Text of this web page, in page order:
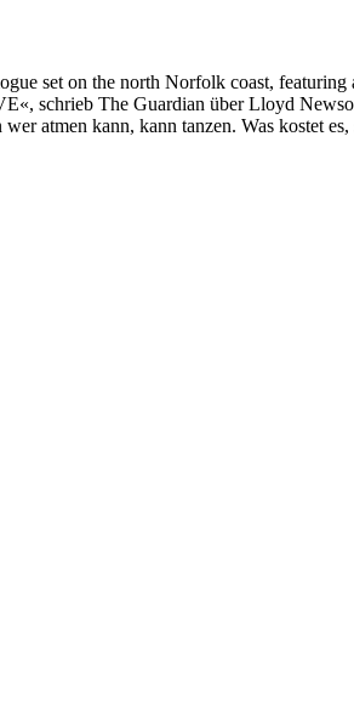
set on the north Norfolk coast,
schrieb The Guardian über Lloyd
atmen kann, kann tanzen. Was kostet